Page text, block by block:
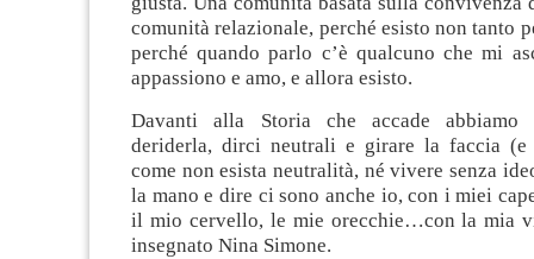
comunità relazionale, perché esisto non tanto
perché quando parlo c’è qualcuno che mi
appassiono e amo, e allora esisto.
Davanti alla Storia che accade abbiamo
deriderla, dirci neutrali e girare la faccia (e
come non esista neutralità, né vivere senza
la mano e dire ci sono anche io, con i miei
il mio cervello, le mie orecchie…con la mia
insegnato Nina Simone.